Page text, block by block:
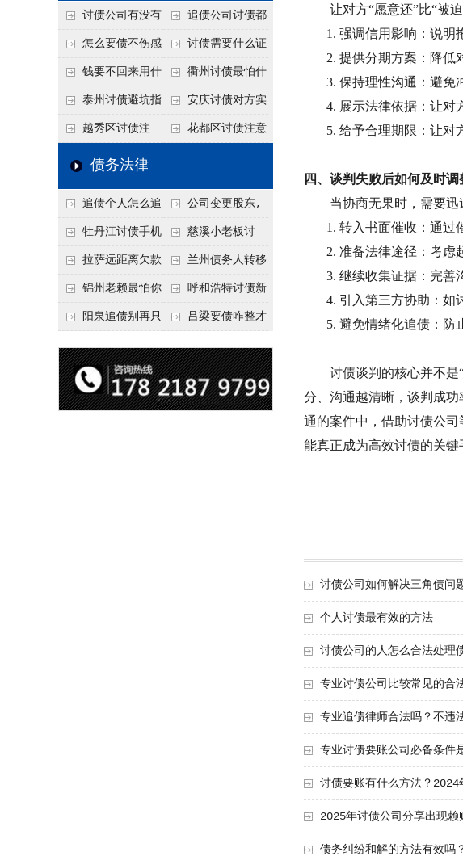
讨债公司有没有
行业协会？正规机构
的行业自律和认证
追债公司讨债都
有哪些手段
怎么要债不伤感
情？
讨债需要什么证
据
钱要不回来用什
么方法要回来
衢州讨债最怕什
么？2026年这两个关
键细节，做错就很难
泰州讨债避坑指
南：2026年这2个细
节不注意，钱很难要
安庆讨债对方实
在没钱咋办？
越秀区讨债注
意！没有借条只有微
把钱要回来
花都区讨债注意
节点”催收最有效
债务法律
追债个人怎么追
回呢？2026年最新绝
招选择！
公司变更股东,
变更前的债权债务谁
承担
牡丹江讨债手机
搞定：2026年线上立
案追债全流程，足不
出户
慈溪小老板讨
债，2026年这2个本
地行业协会出面，比
法院传票快
拉萨远距离欠款
对方在牧区联系不
上，2026年委托当地
兰州债务人转移
财产后申请破产，20
26年破产程序里还能
锦州老赖最怕你
懂这1条，2026
罪”详解，能判刑
呼和浩特讨债新
招：2026年用“律师
成本低见效快
阳泉追债别再只
类隐形财产（公积
金、保单）也能执行
吕梁要债咋整才
调解渠道，比找公司
强
让对方“愿意还”比“被
1. 强调信用影响：说明
2. 提供分期方案：降低
3. 保持理性沟通：避免
4. 展示法律依据：让对
5. 给予合理期限：让对
四、谈判失败后如何及时调
当协商无果时，需要迅
1. 转入书面催收：通过
2. 准备法律途径：考虑
3. 继续收集证据：完善
4. 引入第三方协助：如
5. 避免情绪化追债：防
讨债谈判的核心并不是
分、沟通越清晰，谈判成
通的案件中，借助讨债公
能真正成为高效讨债的关键
讨债公司如何解决三角债问
个人讨债最有效的方法
讨债公司的人怎么合法处理
专业讨债公司比较常见的合
专业追债律师合法吗？不违
专业讨债要账公司必备条件
讨债要账有什么方法？
2025年讨债公司分享出现赖
债务纠纷和解的方法有效吗